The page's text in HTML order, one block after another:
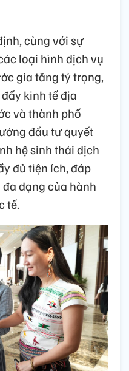
cùng với sự
loại hình dịch vụ
gia tăng tỷ trọng,
kinh tế địa
và thành phố
đầu tư quyết
hệ sinh thái dịch
đủ tiện ích, đáp
dạng của hành
tế.